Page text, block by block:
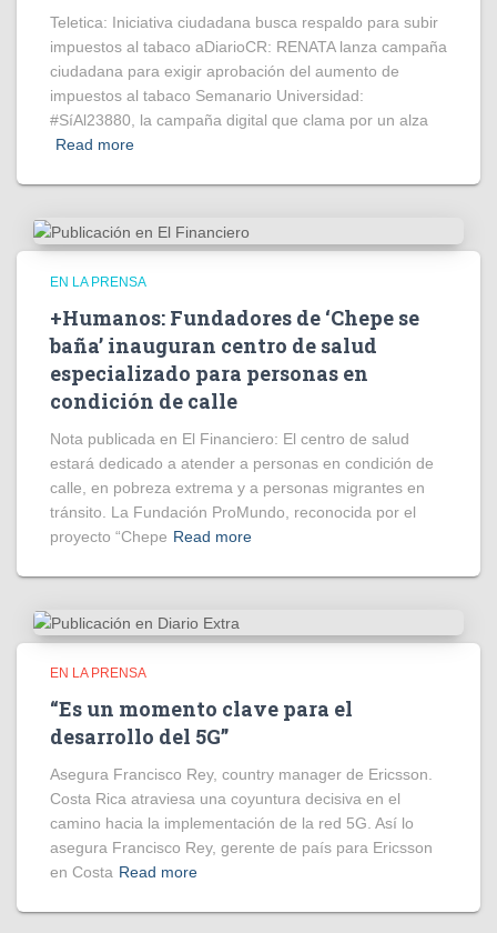
Teletica: Iniciativa ciudadana busca respaldo para subir
impuestos al tabaco aDiarioCR: RENATA lanza campaña
ciudadana para exigir aprobación del aumento de
impuestos al tabaco Semanario Universidad:
#SíAl23880, la campaña digital que clama por un alza
Read more
EN LA PRENSA
+Humanos: Fundadores de ‘Chepe se
baña’ inauguran centro de salud
especializado para personas en
condición de calle
Nota publicada en El Financiero: El centro de salud
estará dedicado a atender a personas en condición de
calle, en pobreza extrema y a personas migrantes en
tránsito. La Fundación ProMundo, reconocida por el
proyecto “Chepe Read more
EN LA PRENSA
“Es un momento clave para el
desarrollo del 5G”
Asegura Francisco Rey, country manager de Ericsson.
Costa Rica atraviesa una coyuntura decisiva en el
camino hacia la implementación de la red 5G. Así lo
asegura Francisco Rey, gerente de país para Ericsson
en Costa Read more